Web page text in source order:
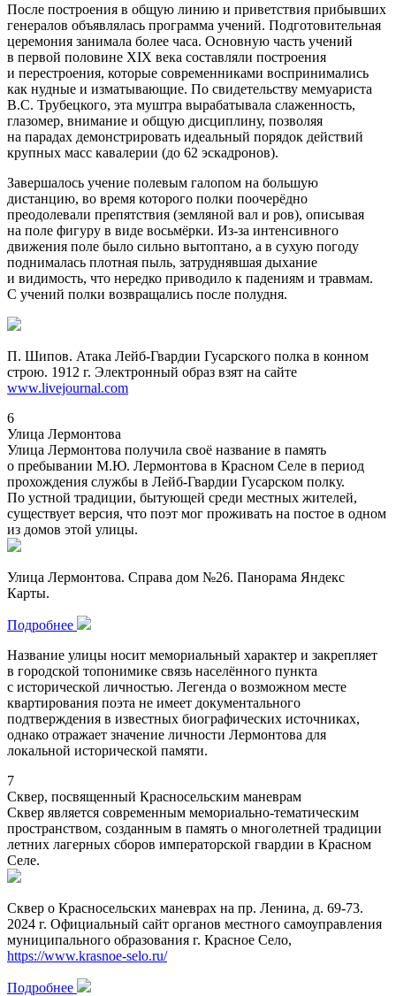
После построения в общую линию и приветствия прибывших
генералов объявлялась программа учений. Подготовительная
церемония занимала более часа. Основную часть учений
в первой половине XIX века составляли построения
и перестроения, которые современниками воспринимались
как нудные и изматывающие. По свидетельству мемуариста
В.С. Трубецкого, эта муштра вырабатывала слаженность,
глазомер, внимание и общую дисциплину, позволяя
на парадах демонстрировать идеальный порядок действий
крупных масс кавалерии (до 62 эскадронов).
Завершалось учение полевым галопом на большую
дистанцию, во время которого полки поочерёдно
преодолевали препятствия (земляной вал и ров), описывая
на поле фигуру в виде восьмёрки. Из-за интенсивного
движения поле было сильно вытоптано, а в сухую погоду
поднималась плотная пыль, затруднявшая дыхание
и видимость, что нередко приводило к падениям и травмам.
С учений полки возвращались после полудня.
П. Шипов. Атака Лейб-Гвардии Гусарского полка в конном
строю. 1912 г. Электронный образ взят на сайте
www.livejournal.com
6
Улица Лермонтова
Улица Лермонтова получила своё название в память
о пребывании М.Ю. Лермонтова в Красном Селе в период
прохождения службы в Лейб-Гвардии Гусарском полку.
По устной традиции, бытующей среди местных жителей,
существует версия, что поэт мог проживать на постое в одном
из домов этой улицы.
Улица Лермонтова. Справа дом №26. Панорама Яндекс
Карты.
Подробнее
Название улицы носит мемориальный характер и закрепляет
в городской топонимике связь населённого пункта
с исторической личностью. Легенда о возможном месте
квартирования поэта не имеет документального
подтверждения в известных биографических источниках,
однако отражает значение личности Лермонтова для
локальной исторической памяти.
7
Сквер, посвященный Красносельским маневрам
Сквер является современным мемориально-тематическим
пространством, созданным в память о многолетней традиции
летних лагерных сборов императорской гвардии в Красном
Селе.
Сквер о Красносельских маневрах на пр. Ленина, д. 69-73.
2024 г. Официальный сайт органов местного самоуправления
муниципального образования г. Красное Село,
https://www.krasnoe-selo.ru/
Подробнее